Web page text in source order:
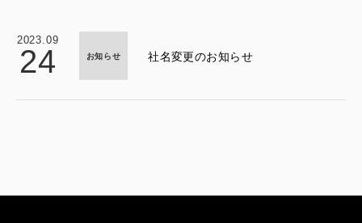
2023.09
24 お知らせ 社名変更のお知らせ